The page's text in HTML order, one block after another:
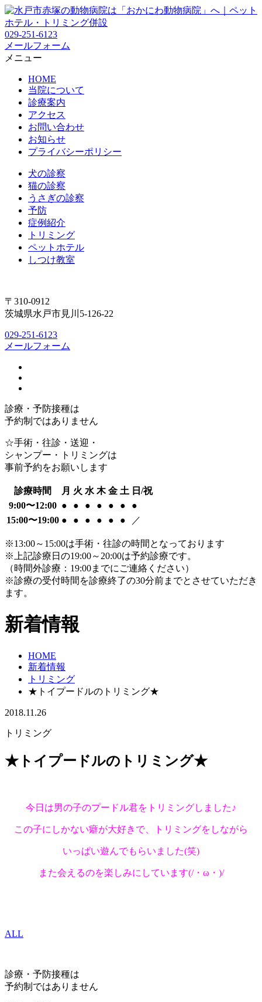
029-251-6123
メールフォーム
メニュー
HOME
当院について
診療案内
アクセス
お問い合わせ
お知らせ
プライバシーポリシー
犬の診察
猫の診察
うさぎの診察
予防
症例紹介
トリミング
ペットホテル
しつけ教室
〒310-0912
茨城県水戸市見川5-126-22
029-251-6123
メールフォーム
診療・予防接種は
予約制ではありません
☆手術・往診・送迎・
シャンプー・トリミングは
事前予約をお願いします
診療時間 月 火 水 木 金 土 日/祝
9:00〜12:00 ● ● ● ● ● ●
●
15:00〜19:00 ● ● ● ● ● ● ／
※13:00～15:00は手術・往診の時間となっております
※上記診療日の19:00～20:00は予約診療です。
（時間外診療：19:00までにご連絡ください）
※診療の受付時間を診療終了の30分前までとさせていただき
ます。
新着情報
HOME
新着情報
トリミング
★トイプードルのトリミング★
2018.11.26
トリミング
★トイプードルのトリミング★
今日は男の子のプードル君をトリミングしました♪
この子にしかない癖が大好きで、トリミングをしながら
いっぱい遊んでもらいました(笑)
また会えるのを楽しみにしています(/・ω・)/
ALL
診療・予防接種は
予約制ではありません